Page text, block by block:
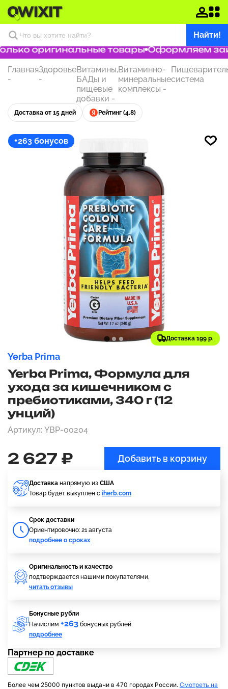
Найти!
оригинальные товары Оформляем
Главная
-
Здоровье
-
Витамины,
БАДы и
пищевые
добавки -
Витаминно-
минеральные
комплексы -
система
Доставка от 15 дней Рейтинг (4.8)
+263 бонусов
Доставка 199 р.
Yerba Prima
Yerba Prima, Формула для
ухода за кишечником с
пребиотиками, 340 г (12
унций)
Артикул: YBP-00204
2 627 ₽ Добавить в корзину
Доставка напрямую из США
Товар будет выкуплен с iherb.com
Cрок доставки
Ориентировочно: 21 августа
подробнее о сроках
Оригинальность и качество
подтверждается нашими покупателями,
читать отзывы
Бонусные рубли
Начислим +263 бонусных рублей
подробнее
Партнер по доставке
Более чем 25000 пунктов выдачи в 470 городах России. Смотреть на